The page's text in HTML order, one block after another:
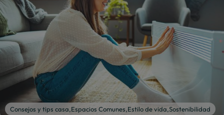
Consejos y tips casa,Espacios Comunes,Estilo de vida,Sostenibilidad